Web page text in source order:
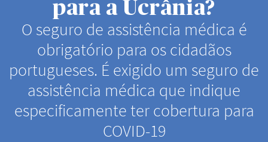
para a Ucrânia?
O seguro de assistência médica é
obrigatório para os cidadãos
portugueses. É exigido um seguro de
assistência médica que indique
especificamente ter cobertura para
COVID-19